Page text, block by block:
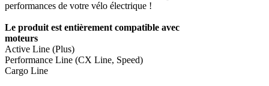
performances de votre vélo électrique !
Le produit est entièrement compatible avec
moteurs
Active Line (Plus)
Performance Line (CX Line, Speed)
Cargo Line